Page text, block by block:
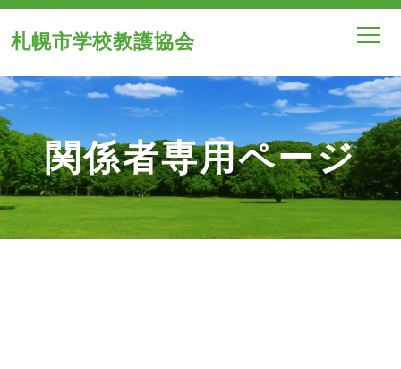
札幌市学校教護協会
関係者専用ページ